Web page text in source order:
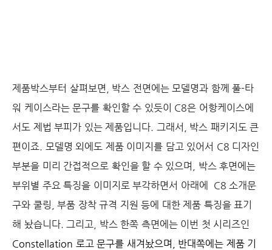
제품박스부터 살펴보면, 박스 전면에는 모델명과 함께 풀-타
워 케이스라는 문구를 확인할 수 있듯이 C8은 어항케이스에
서도 제법 부피가 있는 제품입니다. 그래서, 박스 패키지도 큰
편이죠. 모델명 외에도 제품 이미지를 담고 있어서 C8 디자인
부분을 미리 간접적으로 확인을 할 수 있으며, 박스 후면에는
부위별 주요 특징을 이미지로 부각하면서 아래에 C8 소개문
구와 쿨링, 부품 장착 규격 지원 등에 대한 제품 특징을 표기
해 놨습니다. 그리고, 박스 한쪽 측면에는 이번 첫 시리즈인
Constellation 로고 문구를 새겨놨으며, 반대쪽에는 제품 기